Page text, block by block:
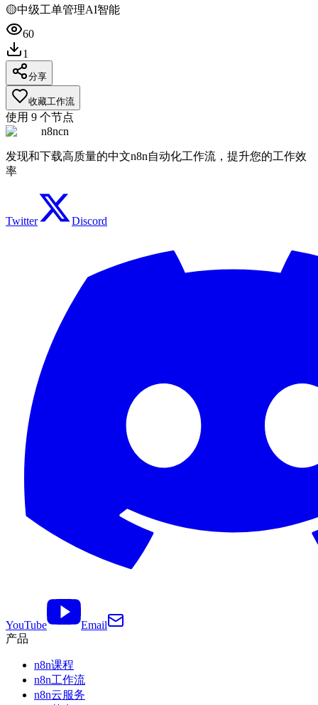
🟡中级工单管理AI智能
60
1
分享
收藏工作流
使用 9 个节点
n8ncn
发现和下载高质量的中文n8n自动化工作流，提升您的工作效
率
Twitter Discord
YouTube
Email
产品
n8n课程
n8n工作流
n8n云服务